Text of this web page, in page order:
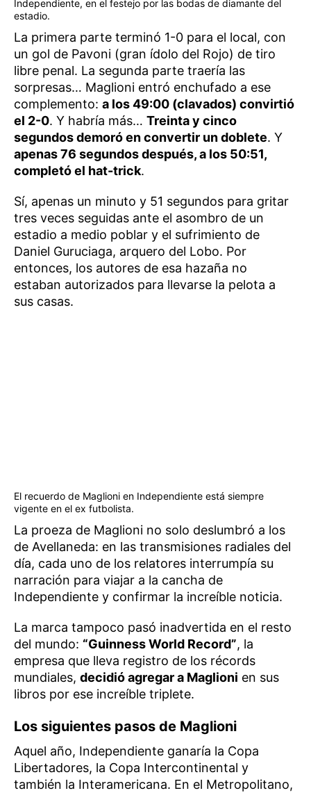
Independiente, en el festejo por las bodas de diamante del
estadio.
La primera parte terminó 1-0 para el local, con
un gol de Pavoni (gran ídolo del Rojo) de tiro
libre penal. La segunda parte traería las
sorpresas… Maglioni entró enchufado a ese
complemento: a los 49:00 (clavados) convirtió
el 2-0. Y habría más… Treinta y cinco
segundos demoró en convertir un doblete. Y
apenas 76 segundos después, a los 50:51,
completó el hat-trick.
Sí, apenas un minuto y 51 segundos para gritar
tres veces seguidas ante el asombro de un
estadio a medio poblar y el sufrimiento de
Daniel Guruciaga, arquero del Lobo. Por
entonces, los autores de esa hazaña no
estaban autorizados para llevarse la pelota a
sus casas.
El recuerdo de Maglioni en Independiente está siempre
vigente en el ex futbolista.
La proeza de Maglioni no solo deslumbró a los
de Avellaneda: en las transmisiones radiales del
día, cada uno de los relatores interrumpía su
narración para viajar a la cancha de
Independiente y confirmar la increíble noticia.
La marca tampoco pasó inadvertida en el resto
del mundo: “Guinness World Record”, la
empresa que lleva registro de los récords
mundiales, decidió agregar a Maglioni en sus
libros por ese increíble triplete.
Los siguientes pasos de Maglioni
Aquel año, Independiente ganaría la Copa
Libertadores, la Copa Intercontinental y
también la Interamericana. En el Metropolitano,